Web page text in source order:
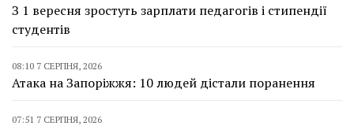
З 1 вересня зростуть зарплати педагогів і стипендії
студентів
08:10 7 СЕРПНЯ, 2026
Атака на Запоріжжя: 10 людей дістали поранення
07:51 7 СЕРПНЯ, 2026